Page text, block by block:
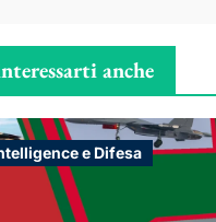
anche
e Difesa